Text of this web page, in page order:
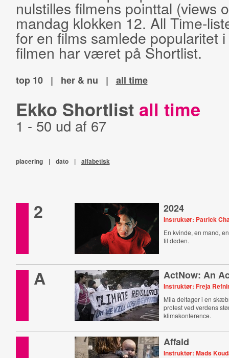
nulstilles filmens pointtal (views
mandag klokken 12. All Time-
for en films samlede popularitet
filmen har været på Shortlist.
top 10 | her & nu | all time
Ekko Shortlist all time
1 - 50 ud af 67
placering | dato | alfabetisk
2 2024
Instruktør: Patrick
En kvinde, en mand,
til døden.
A ActNow: An
Instruktør: Freja
Mila deltager i en
protest ved verdens
klimakonference.
Affald
Instruktør: Mads